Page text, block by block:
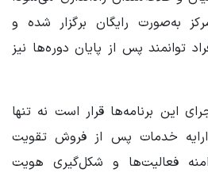
به‌صورت رایگان برگزار شده و
توانمند پس از پایان دوره‌ها نیز
این برنامه‌ها قرار است نه تنها
خدمات پس از فروش تقویت
فعالیت‌ها و شکل‌گیری هویت